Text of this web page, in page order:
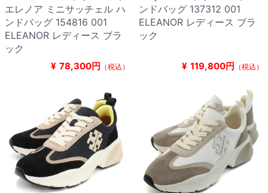
エレノア ミニサッチェル ハ
ンドバッグ 154816 001
ELEANOR レディース ブラ
ック
¥ 78,300円 （税込）
ンドバッグ 137312 001
ELEANOR レディース ブラ
ック
¥ 119,800円 （税込）